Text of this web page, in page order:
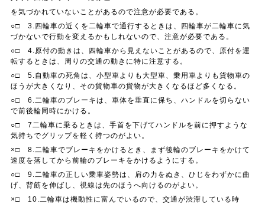
を気づかれていないことがあるので注意が必要である。
○□ 3.四輪車の近くを二輪車で通行するときは、四輪車が二輪車に気
づかないで行動を変えるかもしれないので、注意が必要である。
○□ 4.原付の動きは、四輪車から見えないことがあるので、原付を運
転するときは、周りの交通の動きに特に注意する。
○□ 5.自動車の死角は、小型車よりも大型車、乗用車よりも貨物車の
ほうが大きくなり、その貨物車の貨物が大きくなるほど多くなる。
○□ 6.二輪車のブレーキは、車体を垂直に保ち、ハンドルを切らない
で前後輪同時にかける。
○□ 7二輪車に乗るときは、手首を下げてハンドルを前に押すような
気持ちでグリップを軽く持つのがよい。
×□ 8.二輪車でブレーキをかけるとき、まず後輪のブレーキをかけて
速度を落してから前輪のブレーキをかけるようにする。
○□ 9.二輪車の正しい乗車姿勢は、肩の力をぬき、ひじをわずかに曲
げ、背筋を伸ばし、視線は先のほうへ向けるのがよい。
×□ 10.二輪車は機動性に富んでいるので、交通が渋滞している時